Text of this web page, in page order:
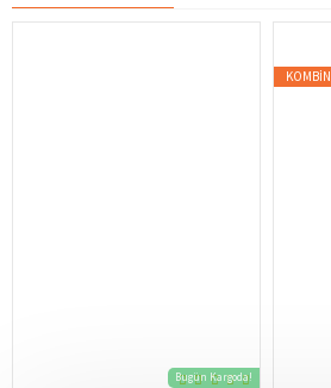
Bugün Kargoda!
KOMBIN